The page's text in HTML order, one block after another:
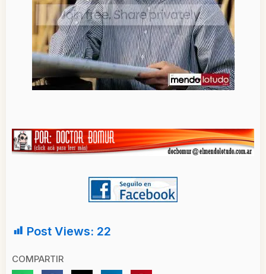
Post Views: 22
COMPARTIR